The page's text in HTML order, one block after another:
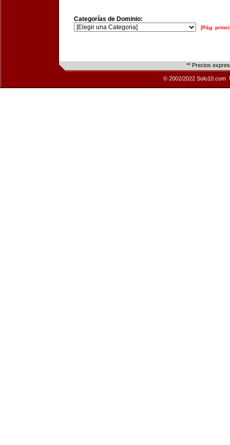
Categorías de Dominio:
[Pág.
** Precios
© 2002/2022 Solo10.com